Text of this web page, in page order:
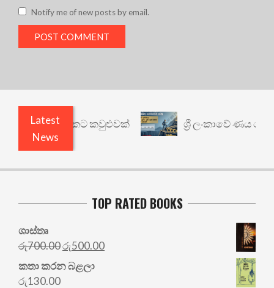
Notify me of new posts by email.
Latest
News
යථාර්ථයකට කවුළුවක් ශ්‍රී ලංකාවේ ණය
TOP RATED BOOKS
ශාස්තෘ
රු700.00Original
price
was:
රු500.00Current
කතා කරන බළලා
රු130.00